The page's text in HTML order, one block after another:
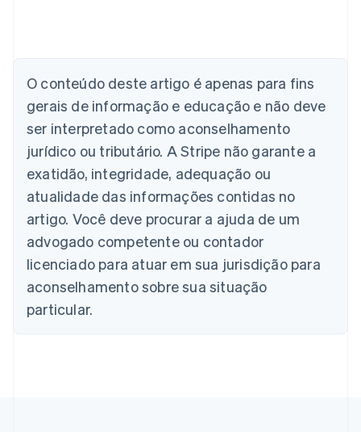
O conteúdo deste artigo é apenas para fins
gerais de informação e educação e não deve
ser interpretado como aconselhamento
jurídico ou tributário. A Stripe não garante a
exatidão, integridade, adequação ou
atualidade das informações contidas no
artigo. Você deve procurar a ajuda de um
advogado competente ou contador
licenciado para atuar em sua jurisdição para
aconselhamento sobre sua situação
particular.
Deutsch English
Austrália
Áustria
DeutschEnglish
Bélgica
Nederlands FrançaisDeutschEnglish
Brasil
Português English
Bulgária
English
Canadá
China continental
简体中文English